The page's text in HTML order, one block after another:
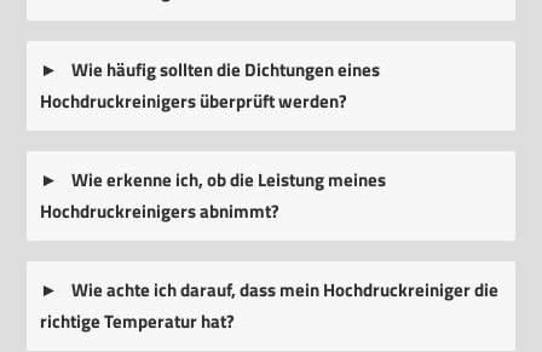
Wie häufig sollten die Dichtungen eines
Hochdruckreinigers überprüft werden?
Wie erkenne ich, ob die Leistung meines
Hochdruckreinigers abnimmt?
Wie achte ich darauf, dass mein Hochdruckreiniger die
richtige Temperatur hat?